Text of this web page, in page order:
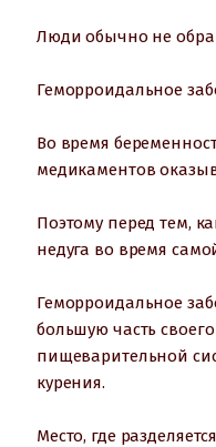
Люди обычно не
Геморроидальное
Во время
медикаментов
Поэтому перед тем,
недуга во время
Геморроидальное
большую часть
пищеварительной
курения.
Место, где